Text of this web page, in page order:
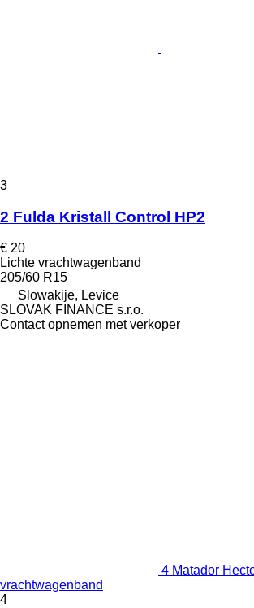
3
2 Fulda Kristall Control HP2
€ 20
Lichte vrachtwagenband
205/60 R15
Slowakije, Levice
SLOVAK FINANCE s.r.o.
Contact opnemen met verkoper
4 Matador
vrachtwagenband
4